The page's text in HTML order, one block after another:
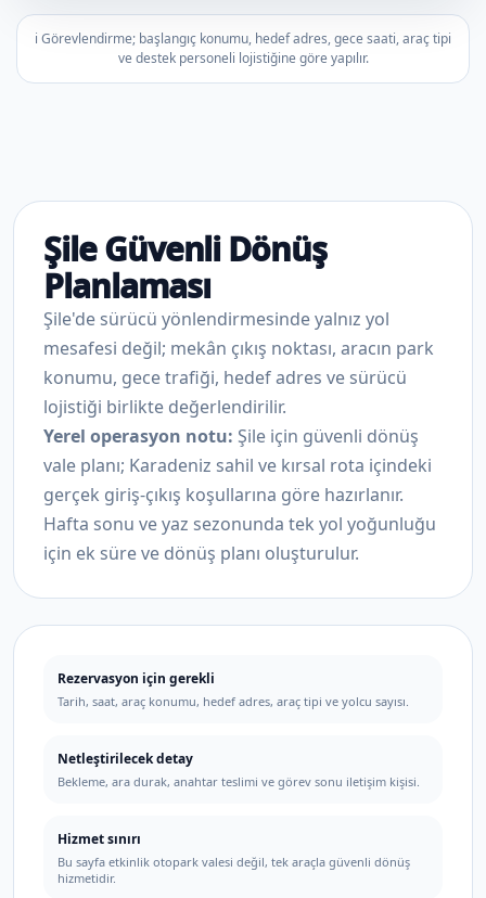
ℹ️ Görevlendirme; başlangıç konumu, hedef adres, gece saati, araç tipi
ve destek personeli lojistiğine göre yapılır.
Şile Güvenli Dönüş
Planlaması
Şile'de sürücü yönlendirmesinde yalnız yol
mesafesi değil; mekân çıkış noktası, aracın park
konumu, gece trafiği, hedef adres ve sürücü
lojistiği birlikte değerlendirilir.
Yerel operasyon notu: Şile için güvenli dönüş
vale planı; Karadeniz sahil ve kırsal rota içindeki
gerçek giriş-çıkış koşullarına göre hazırlanır.
Hafta sonu ve yaz sezonunda tek yol yoğunluğu
için ek süre ve dönüş planı oluşturulur.
Rezervasyon için gerekli
Tarih, saat, araç konumu, hedef adres, araç tipi ve yolcu sayısı.
Netleştirilecek detay
Bekleme, ara durak, anahtar teslimi ve görev sonu iletişim kişisi.
Hizmet sınırı
Bu sayfa etkinlik otopark valesi değil, tek araçla güvenli dönüş
hizmetidir.